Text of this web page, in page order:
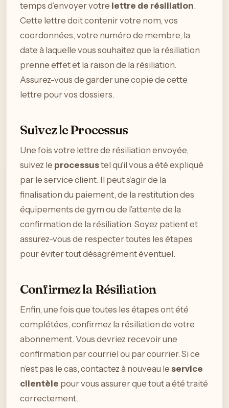
temps d’envoyer votre lettre de résiliation.
Cette lettre doit contenir votre nom, vos
coordonnées, votre numéro de membre, la
date à laquelle vous souhaitez que la résiliation
prenne effet et la raison de la résiliation.
Assurez-vous de garder une copie de cette
lettre pour vos dossiers.
Suivez le Processus
Une fois votre lettre de résiliation envoyée,
suivez le processustel qu’il vous a été expliqué
par le service client. Il peut s’agir de la
finalisation du paiement, de la restitution des
équipements de gym ou de l’attente de la
confirmation de la résiliation. Soyez patient et
assurez-vous de respecter toutes les étapes
pour éviter tout désagrément éventuel.
Confirmez la Résiliation
Enfin, une fois que toutes les étapes ont été
complétées, confirmez la résiliation de votre
abonnement. Vous devriez recevoir une
confirmation par courriel ou par courrier. Si ce
n’est pas le cas, contactez à nouveau le service
clientèle pour vous assurer que tout a été traité
correctement.